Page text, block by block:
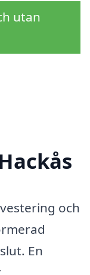
utan
och
En